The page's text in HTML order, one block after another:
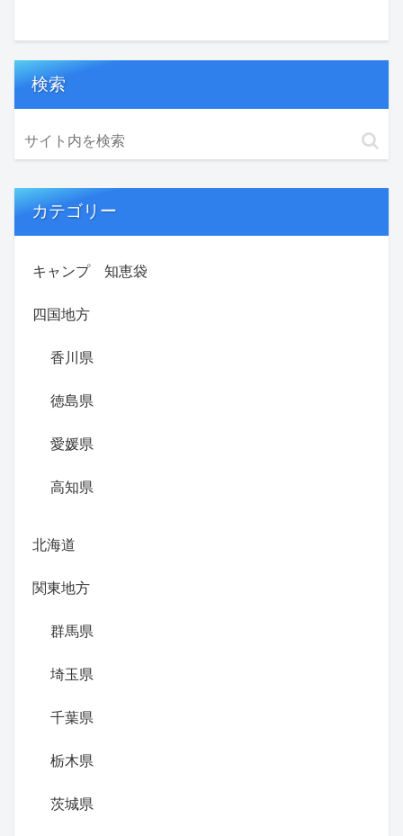
検索
カテゴリー
キャンプ 知恵袋
四国地方
香川県
徳島県
愛媛県
高知県
北海道
関東地方
群馬県
埼玉県
千葉県
栃木県
茨城県